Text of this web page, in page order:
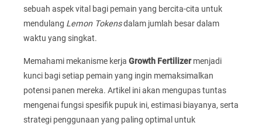
sebuah aspek vital bagi pemain yang bercita-cita untuk
mendulang Lemon Tokensdalam jumlah besar dalam
waktu yang singkat.
Memahami mekanisme kerja Growth Fertilizermenjadi
kunci bagi setiap pemain yang ingin memaksimalkan
potensi panen mereka. Artikel ini akan mengupas tuntas
mengenai fungsi spesifik pupuk ini, estimasi biayanya, serta
strategi penggunaan yang paling optimal untuk